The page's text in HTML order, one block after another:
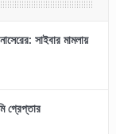
সাইবার মামলায়
গ্রেপ্তার